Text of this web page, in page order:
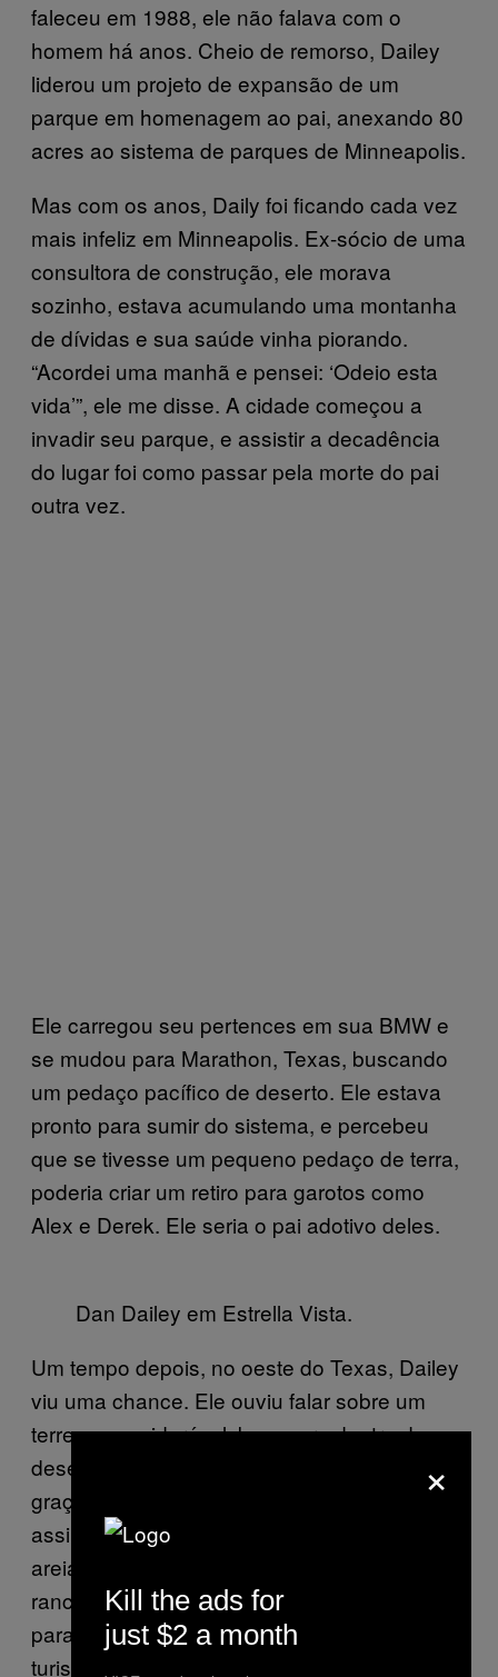
faleceu em 1988, ele não falava com o
homem há anos. Cheio de remorso, Dailey
liderou um projeto de expansão de um
parque em homenagem ao pai, anexando 80
acres ao sistema de parques de Minneapolis.
Mas com os anos, Daily foi ficando cada vez
mais infeliz em Minneapolis. Ex-sócio de uma
consultora de construção, ele morava
sozinho, estava acumulando uma montanha
de dívidas e sua saúde vinha piorando.
“Acordei uma manhã e pensei: ‘Odeio esta
vida’”, ele me disse. A cidade começou a
invadir seu parque, e assistir a decadência
do lugar foi como passar pela morte do pai
outra vez.
Ele carregou seu pertences em sua BMW e
se mudou para Marathon, Texas, buscando
um pedaço pacífico de deserto. Ele estava
pronto para sumir do sistema, e percebeu
que se tivesse um pequeno pedaço de terra,
poderia criar um retiro para garotos como
Alex e Derek. Ele seria o pai adotivo deles.
Dan Dailey em Estrella Vista.
Um tempo depois, no oeste do Texas, Dailey
viu uma chance. Ele ouviu falar sobre um
terreno considerável, bem para dentro do
deserto, sendo vendido praticamente de
graça. Ele pegou suas coisas em Marathon e
assinou uma hipoteca pelos 80 acres de
areia. Derek prometeu se mudar para o
rancho quando saísse da prisão, escrevendo
para Dailey sobre se tornar um guia de
turismo de aventura, talvez até começar um
×
Kill the ads for
just $2 a month